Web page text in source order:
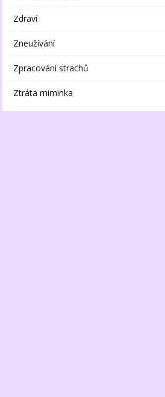
Zdraví
Zneužívání
Zpracování strachů
Ztráta miminka